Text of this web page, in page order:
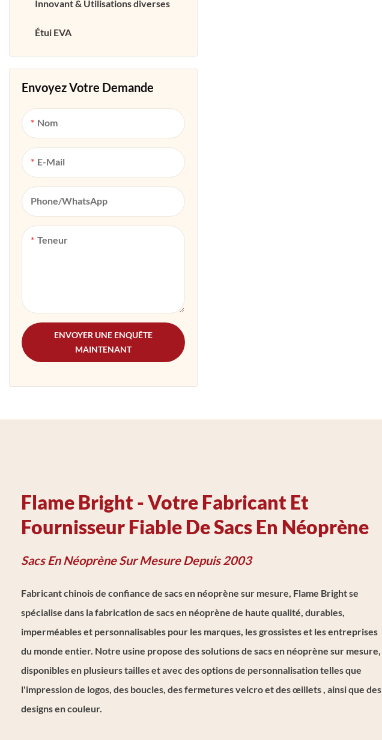
Chariot néoprène
Bottes en néoprène &
Coussin de pêche en néoprène
Innovant & Utilisations diverses
Étui EVA
Envoyez Votre Demande
Nom
E-Mail
Phone/whatsApp
Teneur
ENVOYER UNE ENQUÊTE
MAINTENANT
Flame Bright - Votre Fabricant Et
Fournisseur Fiable De Sacs En Néoprène
Sacs En Néoprène Sur MesureDepuis 2003
Fabricant chinois de confiance de sacs en néoprène sur mesure, Flame Bright se
spécialise dans la fabrication de sacs en néoprène de haute qualité, durables,
imperméableset personnalisables pour les marques, les grossistes et les entreprises
du monde entier. Notre usine propose des solutions de sacs en néoprène sur mesure,
disponibles en plusieurs tailles et avec des options de personnalisation telles que
l'impression de logos, des boucles, des fermetures velcro et des œillets , ainsi que des
designs en couleur.